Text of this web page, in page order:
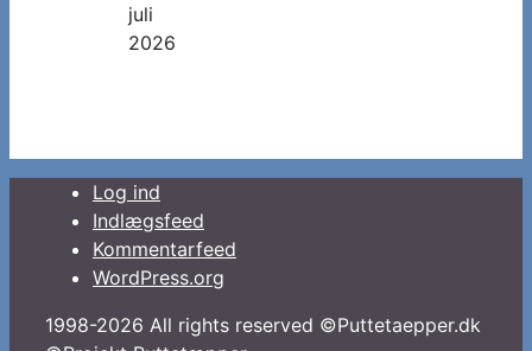
juli
2026
Log ind
Indlægsfeed
Kommentarfeed
WordPress.org
1998-2026 All rights reserved ©Puttetaepper.dk